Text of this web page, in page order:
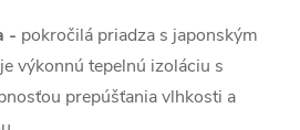
- pokročilá priadza s japonským
výkonnú tepelnú izoláciu s
prepúšťania vlhkosti a